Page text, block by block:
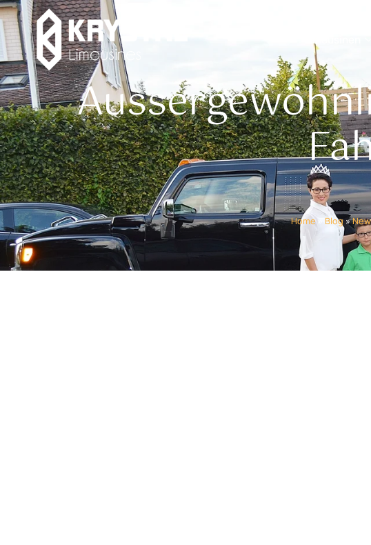
Limousinen
Home» Blog»